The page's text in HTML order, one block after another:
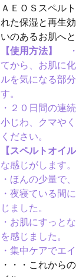
ＡＥＯＳスペル
れた保湿と再生
いのあるお肌へ
【使用方法】
・
てから、お肌に
ルを気になる部
す。
・２０日間の連
小じわ、クマや
ください。
【スペルトオイ
な感じがします。
・ほんの少量で
・夜寝ている間
じました。
・お肌にすっと
を感じました。
・集中ケアでエ
・・・これから